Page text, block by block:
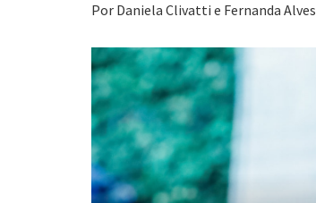
Por Daniela Clivatti e Fernanda